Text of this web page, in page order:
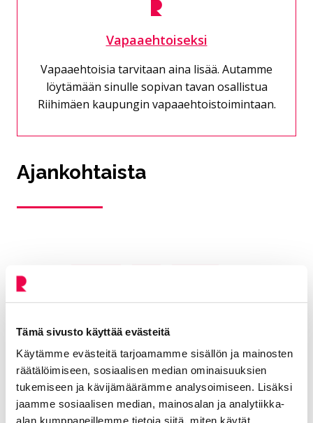
Tämä sivusto käyttää evästeitä
Käytämme evästeitä tarjoamamme sisällön ja mainosten
räätälöimiseen, sosiaalisen median ominaisuuksien
tukemiseen ja kävijämäärämme analysoimiseen. Lisäksi
jaamme sosiaalisen median, mainosalan ja analytiikka-
Vapaaehtoiseksi
Vapaaehtoisia tarvitaan aina lisää. Autamme
löytämään sinulle sopivan tavan osallistua
Riihimäen kaupungin vapaaehtoistoimintaan.
Ajankohtaista
15.6.2026
Kesän 2026 poikkeavat aukioloajat
18.5.2026 Tiedotteet Elä ja voi hyvin
Avoimet hyvinvointipalvelut
Senioripuistoissa kohdataan jälleen 1. kesäkuuta
alkaen